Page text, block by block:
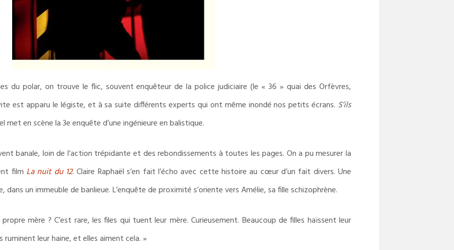
du polar, on trouve le flic, souvent enquêteur de la police judiciaire (le « 36 » quai des Orfèvres,
est apparu le légiste, et à sa suite différents experts qui ont même inondé nos petits écrans. S’ils
met en scène la 3e enquête d’une ingénieure en balistique.
banale, loin de l’action trépidante et des rebondissements à toutes les pages. On a pu mesurer la
film La nuit du 12. Claire Raphaël s’en fait l’écho avec cette histoire au cœur d’un fait divers. Une
dans un immeuble de banlieue. L’enquête de proximité s’oriente vers Amélie, sa fille schizophrène.
mère ? C’est rare, les files qui tuent leur mère. Curieusement. Beaucoup de filles haïssent leur
leur haine, et elles aiment cela. »